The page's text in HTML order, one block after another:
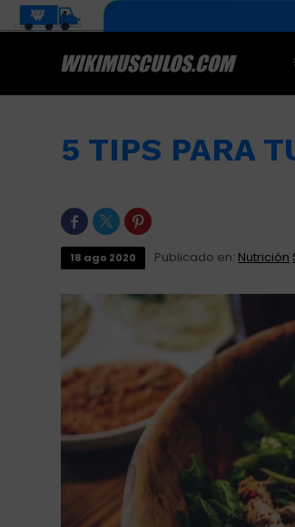
5 TIPS PARA
  
18 ago 2020 Publicado en: Nutrición